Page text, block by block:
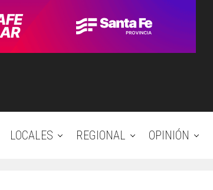
LOCALES REGIONAL OPINIÓN